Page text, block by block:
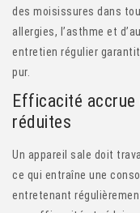
des moisissures dans
allergies, l’asthme et
entretien régulier
pur.
Efficacité accrue
réduites
Un appareil sale doit
ce qui entraîne une
entretenant